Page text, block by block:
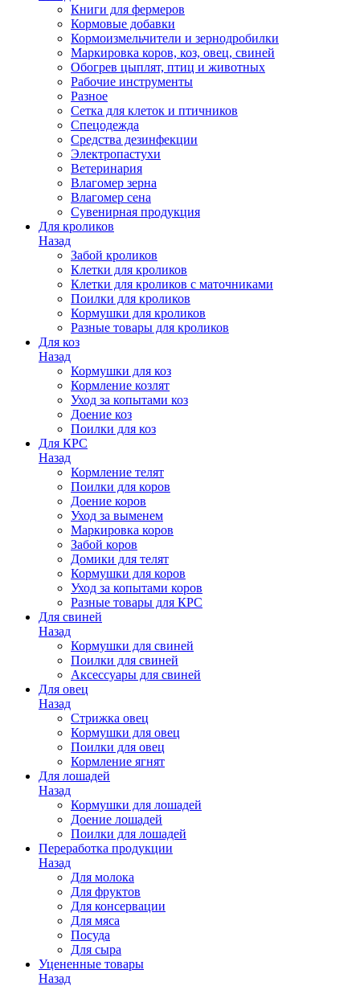
Книги для фермеров
Кормовые добавки
Кормоизмельчители и зернодробилки
Маркировка коров, коз, овец, свиней
Обогрев цыплят, птиц и животных
Рабочие инструменты
Разное
Сетка для клеток и птичников
Спецодежда
Средства дезинфекции
Электропастухи
Ветеринария
Влагомер зерна
Влагомер сена
Сувенирная продукция
Для кроликов
Назад
Забой кроликов
Клетки для кроликов
Клетки для кроликов с маточниками
Поилки для кроликов
Кормушки для кроликов
Разные товары для кроликов
Для коз
Назад
Кормушки для коз
Кормление козлят
Уход за копытами коз
Доение коз
Поилки для коз
Для КРС
Назад
Кормление телят
Поилки для коров
Доение коров
Уход за выменем
Маркировка коров
Забой коров
Домики для телят
Кормушки для коров
Уход за копытами коров
Разные товары для КРС
Для свиней
Назад
Кормушки для свиней
Поилки для свиней
Аксессуары для свиней
Для овец
Назад
Стрижка овец
Кормушки для овец
Поилки для овец
Кормление ягнят
Для лошадей
Назад
Кормушки для лошадей
Доение лошадей
Поилки для лошадей
Переработка продукции
Назад
Для молока
Для фруктов
Для консервации
Для мяса
Посуда
Для сыра
Уцененные товары
Назад